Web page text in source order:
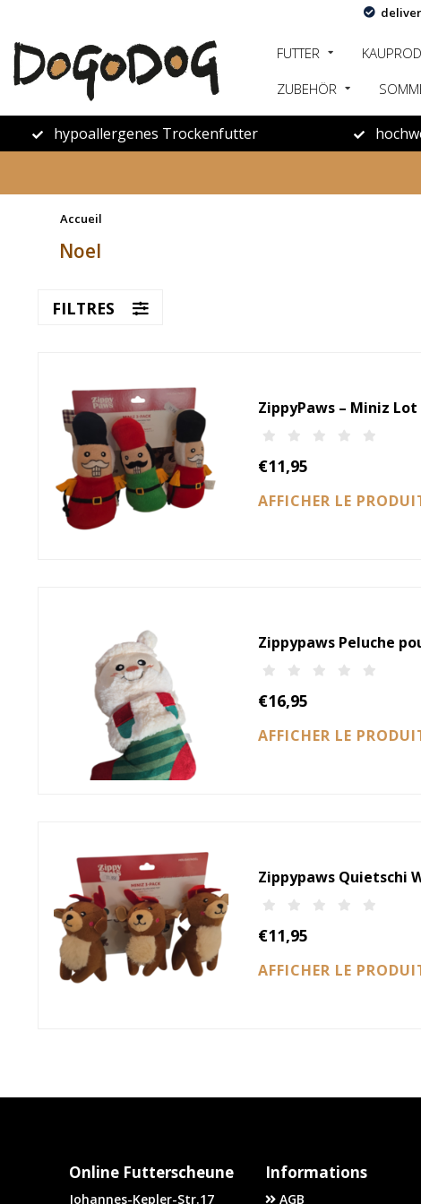
FUTTER
ZUBEHÖR
hypoallergenes Trockenfutter
Accueil
Noel
FILTRES
ZippyPaws – Miniz
€11,95
AFFICHER LE
Zippypaws Peluche
€16,95
AFFICHER LE
Zippypaws Quietschi
€11,95
AFFICHER LE
Online Futterscheune
Johannes-Kepler-Str.17
Informations
AGB